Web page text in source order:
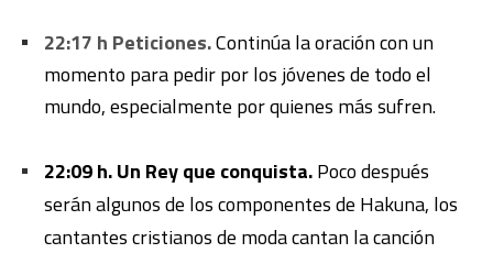
22:17 h Peticiones.Continúa la oración con un
momento para pedir por los jóvenes de todo el
mundo, especialmente por quienes más sufren.
22:09 h. Un Rey que conquista.Poco después
serán algunos de los componentes de Hakuna, los
cantantes cristianos de moda cantan la canción